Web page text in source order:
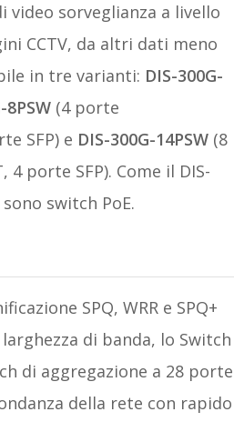
sorveglianza a livello
CCTV, da altri dati meno
in tre varianti: DIS-300G-
8PSW(4 porte
SFP) e DIS-300G-14PSW(8
4 porte SFP). Come il DIS-
sono switch PoE.
SPQ, WRR e SPQ+
di banda, lo Switch
di aggregazione a 28 porte
della rete con rapido